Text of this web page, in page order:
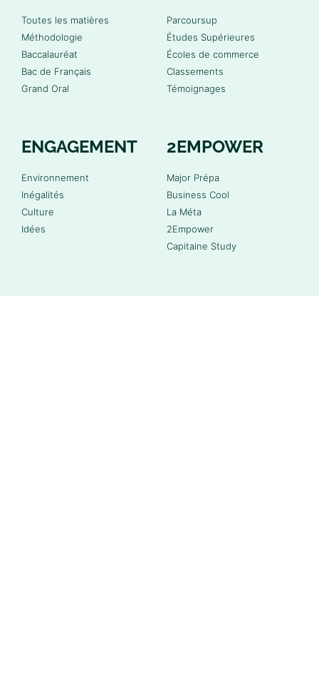
Toutes les matières
Méthodologie
Baccalauréat
Bac de Français
Grand Oral
Parcoursup
Études Supérieures
Écoles de commerce
Classements
Témoignages
ENGAGEMENT
Environnement
Inégalités
Culture
Idées
2EMPOWER
Major Prépa
Business Cool
La Méta
2Empower
Capitaine Study